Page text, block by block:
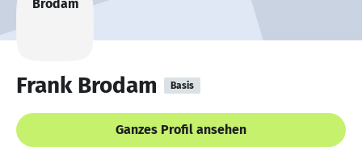
Frank Brodam Basis
Ganzes Profil ansehen